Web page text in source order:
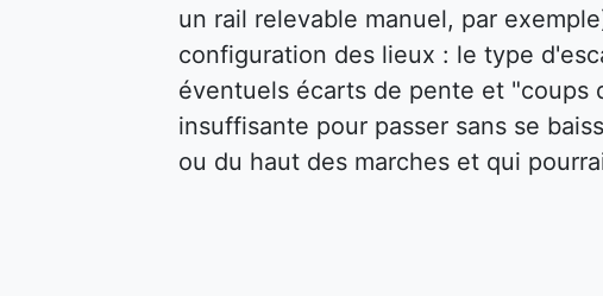
un rail relevable manuel, par
configuration des lieux : le type
éventuels écarts de pente et
insuffisante pour passer sans se
ou du haut des marches et qui